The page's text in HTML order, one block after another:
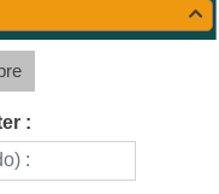

: